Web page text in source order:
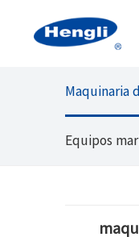
Maquinaria
Equipos